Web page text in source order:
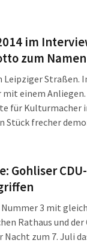
im
zum
Leipziger Straßen.
einem
für Kulturmacher
Stück frecher
zeigt,
der
lauten die
mit der L-IZ über
Reise
Gohliser CDU-
Nummer 3 mit
Rathaus und